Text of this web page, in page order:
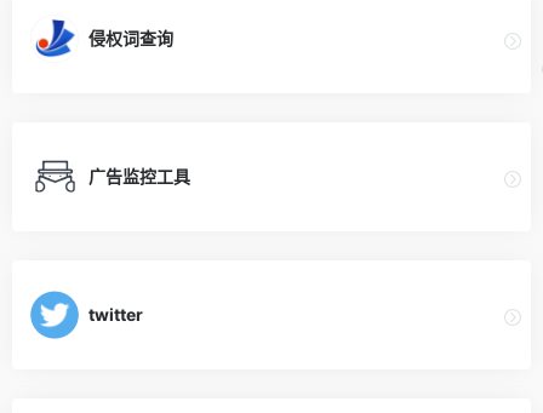
侵权词查询
广告监控工具
twitter